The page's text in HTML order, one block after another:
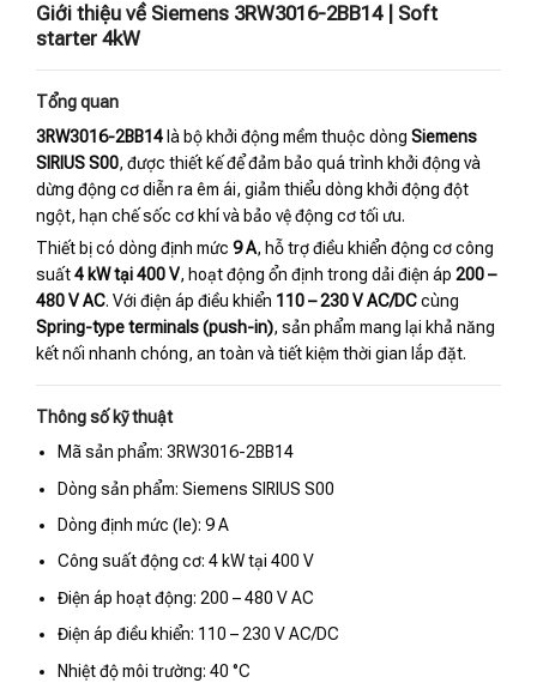
Giới thiệu về Siemens 3RW3016-2BB14 | Soft
starter 4kW
Tổng quan
3RW3016-2BB14 là bộ khởi động mềm thuộc dòng Siemens
SIRIUS S00, được thiết kế để đảm bảo quá trình khởi động và
dừng động cơ diễn ra êm ái, giảm thiểu dòng khởi động đột
ngột, hạn chế sốc cơ khí và bảo vệ động cơ tối ưu.
Thiết bị có dòng định mức 9 A, hỗ trợ điều khiển động cơ công
suất4 kW tại 400 V, hoạt động ổn định trong dải điện áp 200 –
480 V AC. Với điện áp điều khiển 110 – 230 V AC/DCcùng
Spring-type terminals (push-in), sản phẩm mang lại khả năng
kết nối nhanh chóng, an toàn và tiết kiệm thời gian lắp đặt.
Thông số kỹ thuật
Mã sản phẩm: 3RW3016-2BB14
Dòng sản phẩm: Siemens SIRIUS S00
Dòng định mức (Ie): 9 A
Công suất động cơ: 4 kW tại 400 V
Điện áp hoạt động: 200 – 480 V AC
Điện áp điều khiển: 110 – 230 V AC/DC
Nhiệt độ môi trường: 40 °C